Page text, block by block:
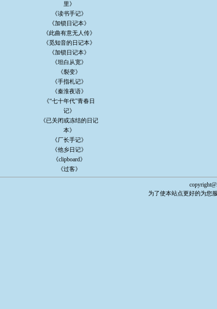
里》
《读书手记》
《加锁日记本》
《此曲有意无人传》
《觅知音的日记本》
《加锁日记本》
《坦白从宽》
《裂变》
《手指札记》
《秦淮夜语》
《“七十年代”青春日
记》
《已关闭或冻结的日记
本》
《厂长手记》
《他乡日记》
《clipboard》
《过客》
为了使本站点更好的为您